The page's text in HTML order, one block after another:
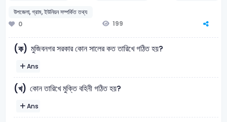
উপজেলা, গ্রাম, ইউনিয়ন সম্পর্কিত তথ্য
0
199
(ক) মুজিবনগর সরকার কোন সালের কত তারিখে গঠিত হয়?
Ans
(খ) কোন তারিখে মুক্তি বহিনী গঠিত হয়?
Ans